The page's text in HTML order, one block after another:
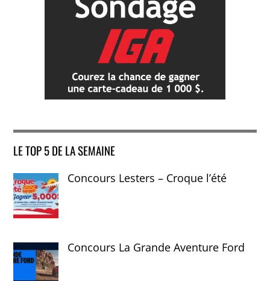
LE TOP 5 DE LA SEMAINE
Concours Lesters – Croque l’été
Concours La Grande Aventure Ford